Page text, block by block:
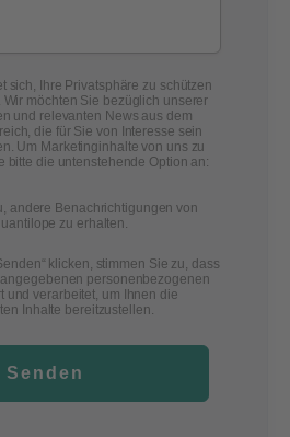
sich, Ihre Privatsphäre zu schützen
Wir möchten Sie bezüglich unserer
und relevanten News aus dem
die für Sie von Interesse sein
Um Marketinginhalte von uns zu
bitte die untenstehende Option an:
andere Benachrichtigungen von
zu erhalten.
klicken, stimmen Sie zu, dass
personenbezogenen
und verarbeitet, um Ihnen die
Inhalte bereitzustellen.
Senden